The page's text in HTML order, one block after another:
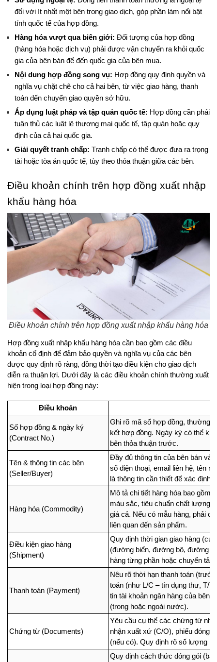
đối với ít nhất một bên trong giao dịch, góp phần làm nổi bật
tính quốc tế của hợp đồng.
Hàng hóa vượt qua biên giới: Đối tượng của hợp đồng
(hàng hóa hoặc dịch vụ) phải được vận chuyển ra khỏi quốc
gia của bên bán để đến quốc gia của bên mua.
Nội dung hợp đồng song vụ: Hợp đồng quy định quyền và
nghĩa vụ chặt chẽ cho cả hai bên, từ việc giao hàng, thanh
toán đến chuyển giao quyền sở hữu.
Áp dụng luật pháp và tập quán quốc tế: Hợp đồng cần phải
tuân thủ các luật lệ thương mại quốc tế, tập quán hoặc quy
định của cả hai quốc gia.
Giải quyết tranh chấp: Tranh chấp có thể được đưa ra trọng
tài hoặc tòa án quốc tế, tùy theo thỏa thuận giữa các bên.
Điều khoản chính trên hợp đồng xuất nhập
khẩu hàng hóa
Điều khoản chính trên hợp đồng xuất nhập khẩu hàng hóa
Hợp đồng xuất nhập khẩu hàng hóa cần bao gồm các điều
khoản cố định để đảm bảo quyền và nghĩa vụ của các bên
được quy định rõ ràng, đồng thời tạo điều kiện cho giao dịch
diễn ra thuận lợi. Dưới đây là các điều khoản chính thường xuất
hiện trong loại hợp đồng này:
Điều khoản
Số hợp đồng & ngày ký
(Contract No.)
Ghi rõ mã số hợp đồng, thường
kết hợp đồng. Ngày ký có thể
bên thỏa thuận trước.
Tên & thông tin các bên
(Seller/Buyer)
Đầy đủ thông tin của bên bán và
số điện thoại, email liên hệ, tên
là thông tin cần thiết để xác định
Hàng hóa (Commodity)
Mô tả chi tiết hàng hóa bao
màu sắc, tiêu chuẩn chất lượng
giá cả. Nếu có mẫu hàng, phải
liên quan đến sản phẩm.
Điều kiện giao hàng
(Shipment)
Quy định thời gian giao hàng (cụ
(đường biển, đường bộ, đường
hàng từng phần hoặc chuyển
Thanh toán (Payment)
Nêu rõ thời hạn thanh toán
toán (như L/C – tín dụng thư, T/T
tin tài khoản ngân hàng của bên
(trong hoặc ngoài nước).
Chứng từ (Documents)
Yêu cầu cụ thể các chứng từ
nhận xuất xứ (C/O), phiếu đóng
(nếu có). Quy định rõ số lượng
Quy định cách thức đóng gói